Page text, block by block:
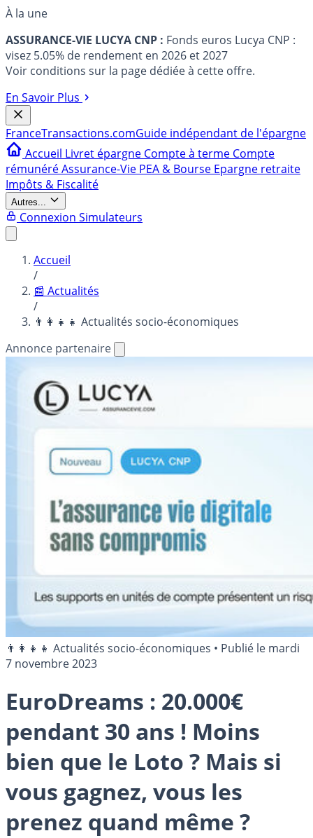
À la une
ASSURANCE-VIE LUCYA CNP : Fonds euros Lucya CNP :
visez 5.05% de rendement en 2026 et 2027
Voir conditions sur la page dédiée à cette offre.
En Savoir Plus
FranceTransactions.comGuide indépendant de l'épargne
Accueil Livret épargne Compte à terme Compte
rémunéréAssurance-Vie PEA & Bourse Epargne retraite
Impôts & Fiscalité
Autres...
Connexion Simulateurs
Accueil
/
📰 Actualités
/
👨‍👩‍👧‍👧 Actualités socio-économiques
Annonce partenaire
👨‍👩‍👧‍👧 Actualités socio-économiques • Publié le mardi
7 novembre 2023
EuroDreams : 20.000€
pendant 30 ans ! Moins
bien que le Loto ? Mais si
vous gagnez, vous les
prenez quand même ?